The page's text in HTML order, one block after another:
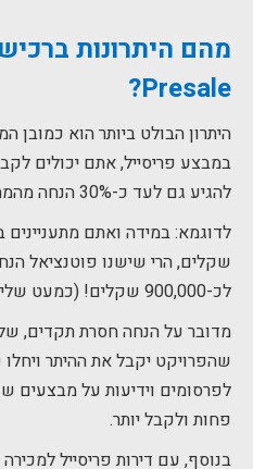
מהם היתרונות
Presale?
היתרון הבולט ביותר הוא כמובן
במבצע פריסייל, אתם יכולים
להגיע גם לעד כ-30% הנחה מהמחיר המקורי!
שקלים, הרי שישנו פוטנציאל
לכ-900,000 שקלים! (כמעט שליש מהסכום).
מדובר על הנחה חסרת תקדים,
שהפרויקט יקבל את ההיתר
לפרסומים וידיעות על מבצעים
פחות ולקבל יותר.
בנוסף, עם דירות פריסייל